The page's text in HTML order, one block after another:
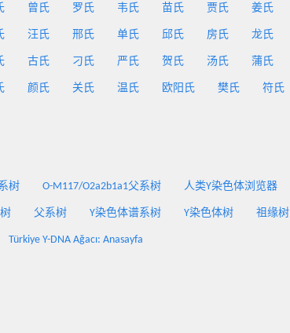
曾氏 罗氏 韦氏 苗氏 贾氏 姜氏
汪氏 邢氏 单氏 邱氏 房氏 龙氏
古氏 刁氏 严氏 贺氏 汤氏 蒲氏
颜氏 关氏 温氏 欧阳氏 樊氏 符氏
树 O-M117/O2a2b1a1父系树 人类Y染色体浏览器
父系树 Y染色体谱系树 Y染色体树 祖缘树
Türkiye Y-DNA Ağacı: Anasayfa